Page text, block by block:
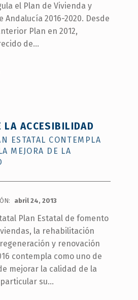
el Plan de Vivienda y
Andalucía 2016-2020. Desde
Plan en 2012,
de…
2016-2020 continúa su tramitación
LA ACCESIBILIDAD
ESTATAL CONTEMPLA
MEJORA DE LA
abril 24, 2013
Plan Estatal de fomento
la rehabilitación
y renovación
contempla como uno de
mejorar la calidad de la
su…